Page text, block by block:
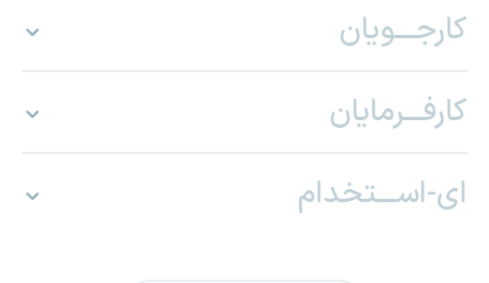
کارجـــویان
کارفـــرمایان
ای-اســـتخدام